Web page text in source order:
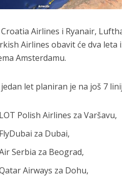
Croatia Airlines i Ryanair,
Airlines obavit će dva
Amsterdamu.
let planiran je na još 7
LOT Polish Airlines za Varšavu,
FlyDubai za Dubai,
Serbia za Beograd,
Airways za Dohu,